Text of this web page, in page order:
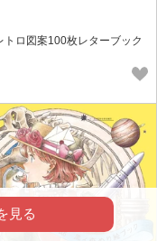
トロ図案100枚レターブック
見る